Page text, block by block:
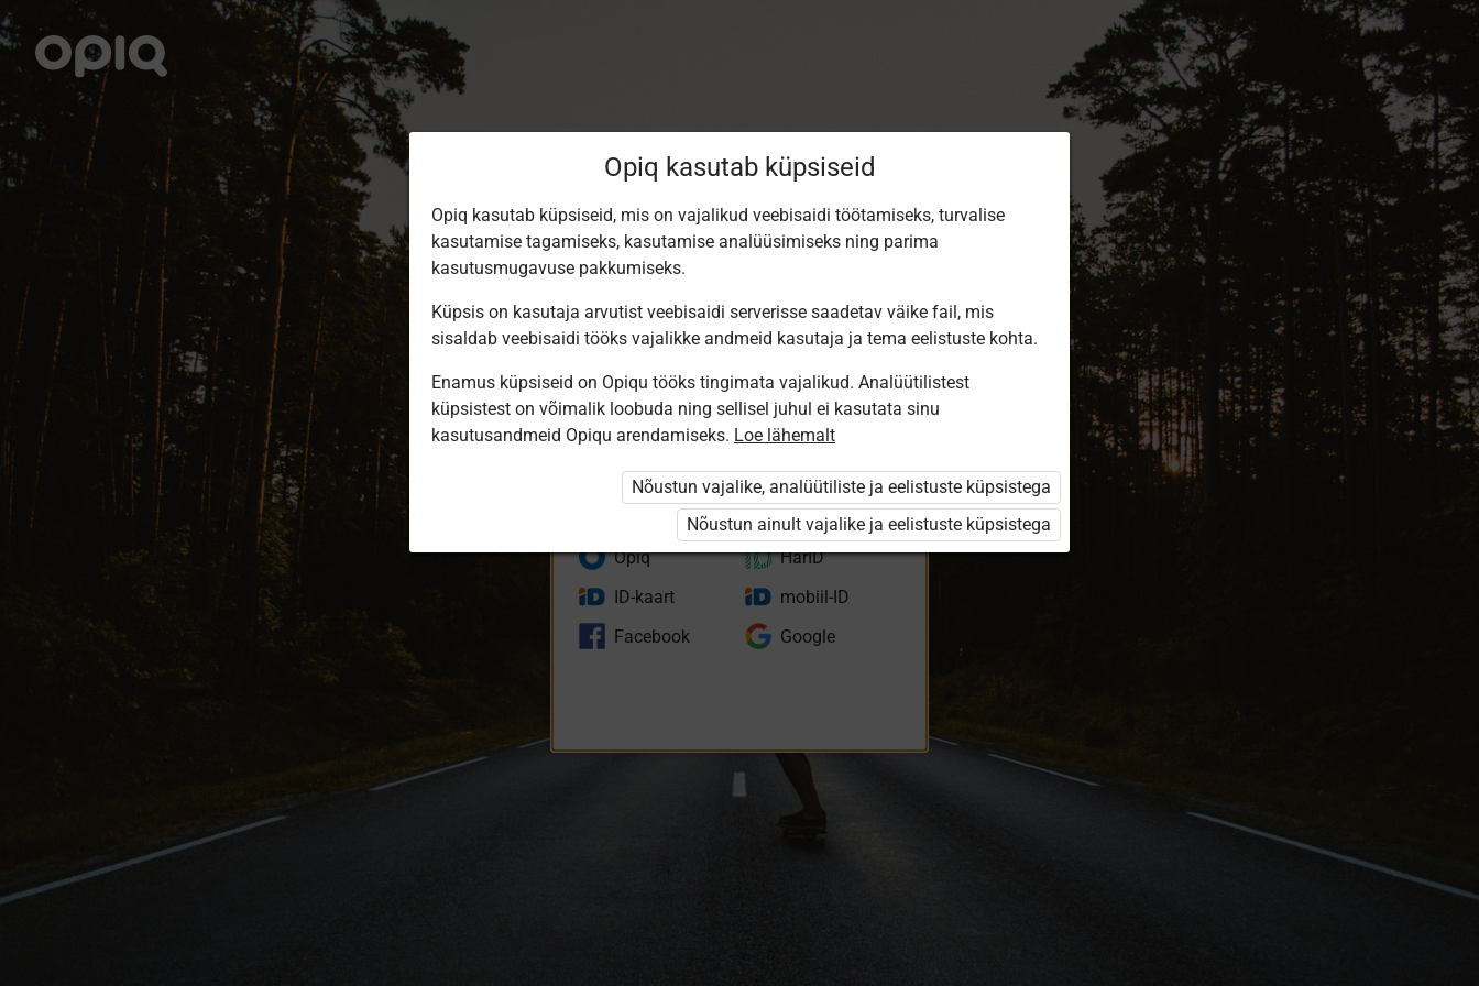
Sisene Opiqusse
Stuudium
Opiq
HarID
ID-kaart
mobiil-ID
Facebook
Google
Opiq kasutab küpsiseid
Opiq kasutab küpsiseid, mis on vajalikud veebisaidi töötamiseks, turvalise
kasutamise tagamiseks, kasutamise analüüsimiseks ning parima
kasutusmugavuse pakkumiseks.
Küpsis on kasutaja arvutist veebisaidi serverisse saadetav väike fail, mis
sisaldab veebisaidi tööks vajalikke andmeid kasutaja ja tema eelistuste kohta.
Enamus küpsiseid on Opiqu tööks tingimata vajalikud. Analüütilistest
küpsistest on võimalik loobuda ning sellisel juhul ei kasutata sinu
kasutusandmeid Opiqu arendamiseks. Loe lähemalt
Nõustun vajalike, analüütiliste ja eelistuste küpsistega
Nõustun ainult vajalike ja eelistuste küpsistega